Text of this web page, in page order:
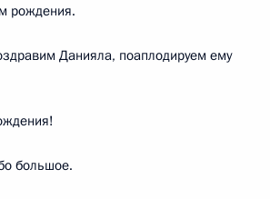
рождения.
Данияла, поаплодируем ему
большое.